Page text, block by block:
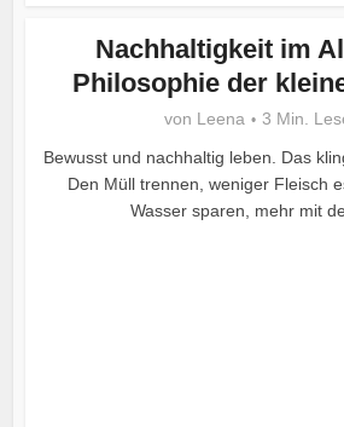
Nachhaltigkeit im
Philosophie der
von Leena
3 Min.
Bewusst und nachhaltig leben. Das
Den Müll trennen, weniger Fleisch
Wasser sparen, mehr mit